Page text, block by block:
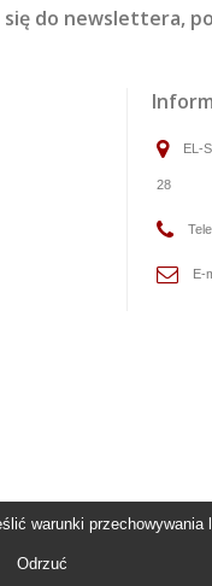
się do newslettera,
EL-
28
E-
warunki przechowywania
Odrzuć